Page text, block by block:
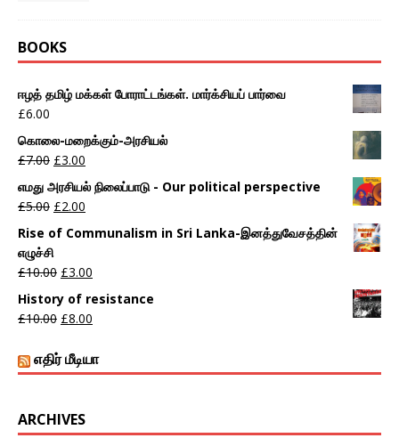
BOOKS
ஈழத் தமிழ் மக்கள் போராட்டங்கள். மார்க்சியப் பார்வை
£6.00
கொலை-மறைக்கும்-அரசியல்
£7.00 £3.00
எமது அரசியல் நிலைப்பாடு - Our political perspective
£5.00 £2.00
Rise of Communalism in Sri Lanka-இனத்துவேசத்தின்
எழுச்சி
£10.00 £3.00
History of resistance
£10.00 £8.00
எதிர் மீடியா
ARCHIVES